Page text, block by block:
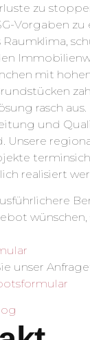
zu
Vorgaben zu
Raumklima,
mit
rasch
und
Unsere
realisiert
wünschen,
unser